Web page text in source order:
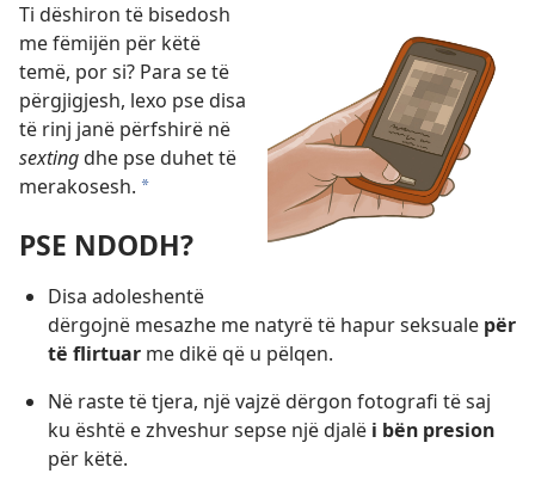
Ti dëshiron të bisedosh
me fëmijën për këtë
temë, por si? Para se të
përgjigjesh, lexo pse disa
të rinj janë përfshirë në
sextingdhe pse duhet të
merakosesh. *
PSE NDODH?
Disa adoleshentë
dërgojnë mesazhe me natyrë të hapur seksuale për
të flirtuar me dikë që u pëlqen.
Në raste të tjera, një vajzë dërgon fotografi të saj
ku është e zhveshur sepse një djalë i bën presion
për këtë.